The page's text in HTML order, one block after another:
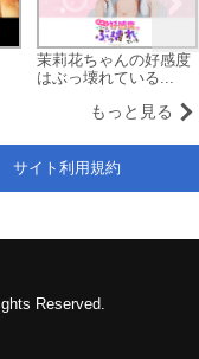
茉莉花ちゃんの好感度
はぶっ壊れている...
もっと見る
Reserved.
サイト利用規約